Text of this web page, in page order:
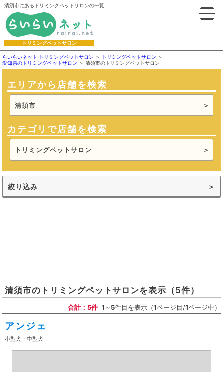
清須市にあるトリミングペットサロンの一覧
トリミングペットサロン
らいらいネット トリミングペットサロン
トリミングペットサロン
愛知県のトリミングペットサロン
清須市のトリミングペットサロン
エリアから店舗を検索
清須市
カテゴリで店舗を検索
トリミングペットサロン
絞り込み
清須市の トリミングペットサロンを表示 （5件）
合計：5件 1～ 5件目を表示（1ページ目/1ページ中）
アンジェ
小型犬・中型犬